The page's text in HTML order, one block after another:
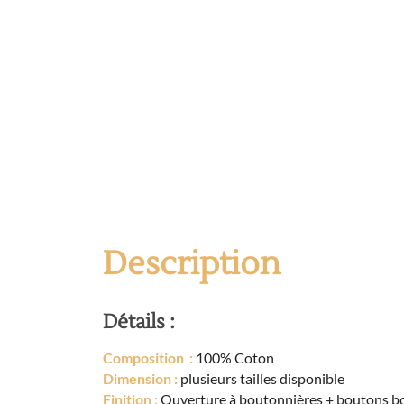
Description
Détails :
Composition : 100% Coton
Dimension : plusieurs tailles disponible
Finition :Ouverture à boutonnières + boutons